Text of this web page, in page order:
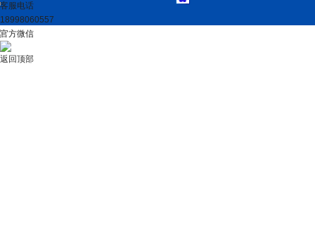
客服电话
18998060557
官方微信
返回顶部